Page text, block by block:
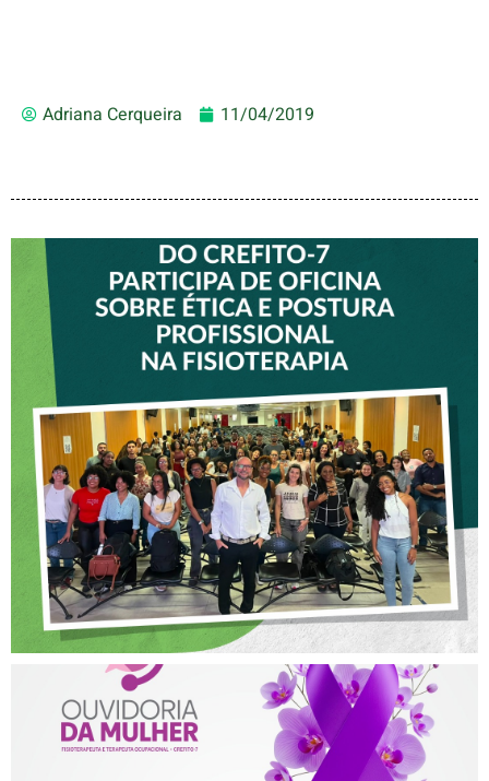
Adriana Cerqueira 11/04/2019
VICE-PRESIDENTE DO
CREFITO-7 PARTICIPA DE
OFICINA SOBRE ÉTICA E
POSTURA PROFISSIONAL
NA FISIOTERAPIA